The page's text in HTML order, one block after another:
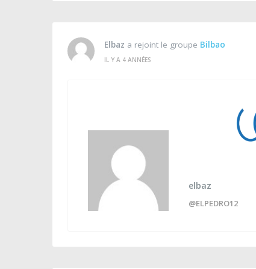
Elbaz a rejoint le groupe Bilbao
IL Y A 4 ANNÉES
elbaz
@ELPEDRO12